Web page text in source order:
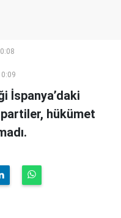
İspanya’daki
hükümet